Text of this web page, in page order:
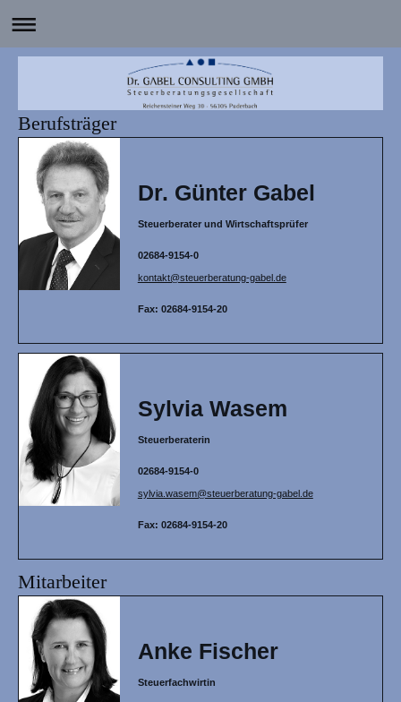
Berufsträger
Dr. Günter Gabel
Steuerberater und Wirtschaftsprüfer
02684-9154-0
kontakt@steuerberatung-gabel.de
Fax: 02684-9154-20
Sylvia Wasem
Steuerberaterin
02684-9154-0
sylvia.wasem@steuerberatung-gabel.de
Fax: 02684-9154-20
Mitarbeiter
Anke Fischer
Steuerfachwirtin